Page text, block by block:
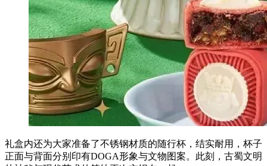
礼盒内还为大家准备了不锈钢材质的随行杯，结实耐用，杯子
正面与背面分别印有DOGA形象与文物图案。此刻，古蜀文明